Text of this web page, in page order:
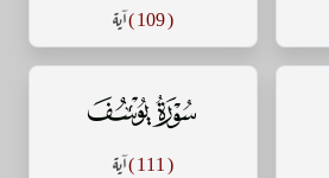
( 109 ) آية
سورة يوسف
( 111 ) آية